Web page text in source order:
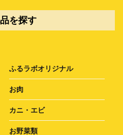
を探す
ふるラボオリジナル
お肉
カニ・エビ
お野菜類